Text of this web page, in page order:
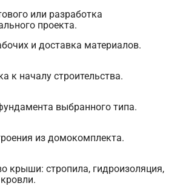
или разработка
проекта.
и доставка материалов.
к началу строительства.
выбранного типа.
из домокомплекта.
крыши: стропила, гидроизоляция,